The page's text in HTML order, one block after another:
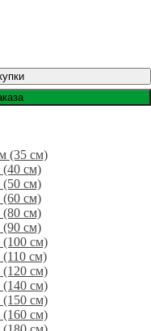
(35 см)
(40 см)
(50 см)
(60 см)
(80 см)
(90 см)
см)
см)
см)
см)
см)
см)